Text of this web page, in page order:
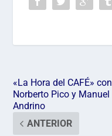
«La Hora del CAFÉ» con
Norberto Pico y Manuel
Andrino
ANTERIOR